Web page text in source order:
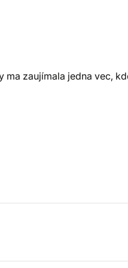
ma zaujímala jedna vec,